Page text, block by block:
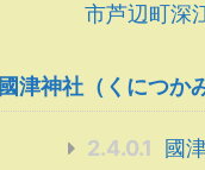
市芦辺町深
國津神社（くにつか
2.4.0.1
國